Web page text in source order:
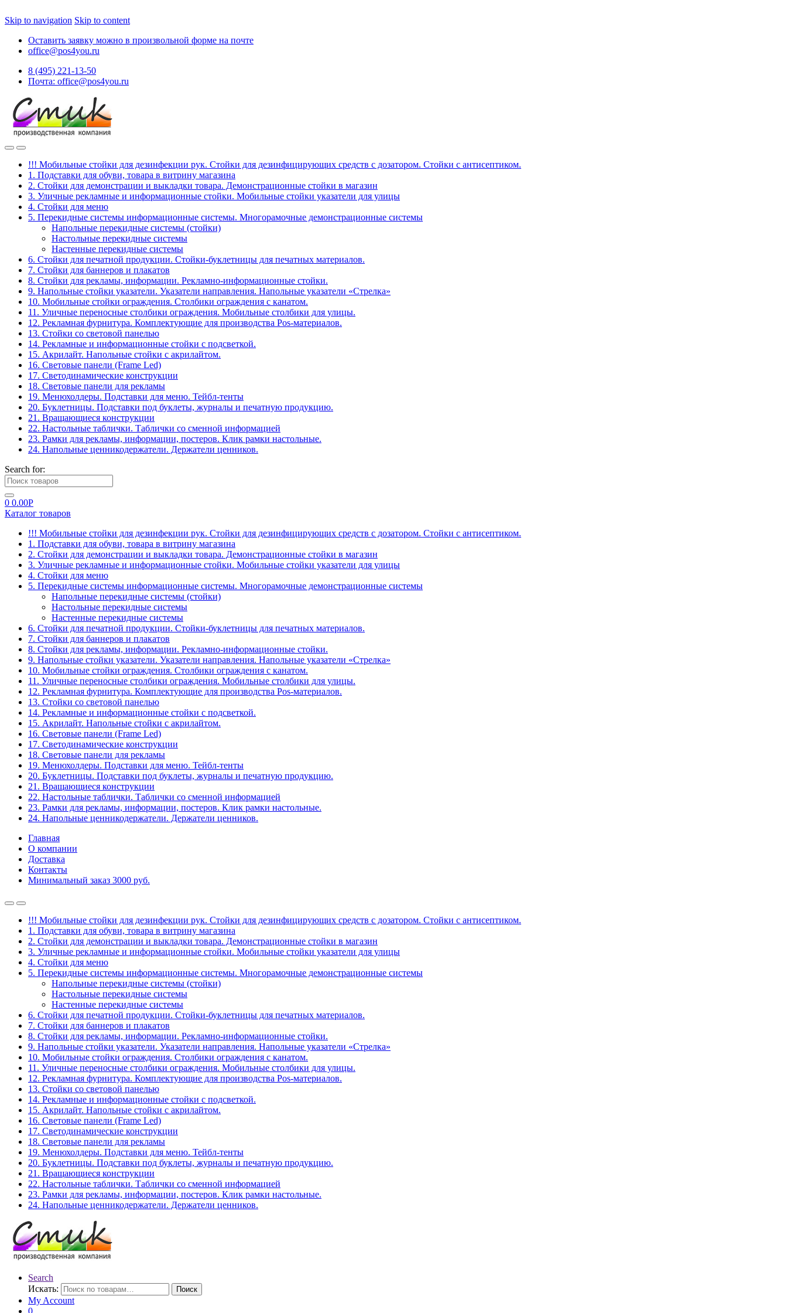
Skip to navigation Skip to content
Оставить заявку можно в произвольной форме на почте
office@pos4you.ru
8 (495) 221-13-50
Почта: office@pos4you.ru
!!! Мобильные стойки для дезинфекции рук. Стойки для дезинфицирующих средств с дозатором. Стойки с антисептиком.
1. Подставки для обуви, товара в витрину магазина
2. Стойки для демонстрации и выкладки товара. Демонстрационные стойки в магазин
3. Уличные рекламные и информационные стойки. Мобильные стойки указатели для улицы
4. Стойки для меню
5. Перекидные системы информационные системы. Многорамочные демонстрационные системы
Напольные перекидные системы (стойки)
Настольные перекидные системы
Настенные перекидные системы
6. Стойки для печатной продукции. Стойки-буклетницы для печатных материалов.
7. Стойки для баннеров и плакатов
8. Стойки для рекламы, информации. Рекламно-информационные стойки.
9. Напольные стойки указатели. Указатели направления. Напольные указатели «Стрелка»
10. Мобильные стойки ограждения. Столбики ограждения с канатом.
11. Уличные переносные столбики ограждения. Мобильные столбики для улицы.
12. Рекламная фурнитура. Комплектующие для производства Pos-материалов.
13. Стойки со световой панелью
14. Рекламные и информационные стойки с подсветкой.
15. Акрилайт. Напольные стойки с акрилайтом.
16. Световые панели (Frame Led)
17. Светодинамические конструкции
18. Световые панели для рекламы
19. Менюхолдеры. Подставки для меню. Тейбл-тенты
20. Буклетницы. Подставки под буклеты, журналы и печатную продукцию.
21. Вращающиеся конструкции
22. Настольные таблички. Таблички со сменной информацией
23. Рамки для рекламы, информации, постеров. Клик рамки настольные.
24. Напольные ценникодержатели. Держатели ценников.
Search for:
0 0.00Р
Каталог товаров
!!! Мобильные стойки для дезинфекции рук. Стойки для дезинфицирующих средств с дозатором. Стойки с антисептиком.
1. Подставки для обуви, товара в витрину магазина
2. Стойки для демонстрации и выкладки товара. Демонстрационные стойки в магазин
3. Уличные рекламные и информационные стойки. Мобильные стойки указатели для улицы
4. Стойки для меню
5. Перекидные системы информационные системы. Многорамочные демонстрационные системы
Напольные перекидные системы (стойки)
Настольные перекидные системы
Настенные перекидные системы
6. Стойки для печатной продукции. Стойки-буклетницы для печатных материалов.
7. Стойки для баннеров и плакатов
8. Стойки для рекламы, информации. Рекламно-информационные стойки.
9. Напольные стойки указатели. Указатели направления. Напольные указатели «Стрелка»
10. Мобильные стойки ограждения. Столбики ограждения с канатом.
11. Уличные переносные столбики ограждения. Мобильные столбики для улицы.
12. Рекламная фурнитура. Комплектующие для производства Pos-материалов.
13. Стойки со световой панелью
14. Рекламные и информационные стойки с подсветкой.
15. Акрилайт. Напольные стойки с акрилайтом.
16. Световые панели (Frame Led)
17. Светодинамические конструкции
18. Световые панели для рекламы
19. Менюхолдеры. Подставки для меню. Тейбл-тенты
20. Буклетницы. Подставки под буклеты, журналы и печатную продукцию.
21. Вращающиеся конструкции
22. Настольные таблички. Таблички со сменной информацией
23. Рамки для рекламы, информации, постеров. Клик рамки настольные.
24. Напольные ценникодержатели. Держатели ценников.
Главная
О компании
Доставка
Контакты
Минимальный заказ 3000 руб.
!!! Мобильные стойки для дезинфекции рук. Стойки для дезинфицирующих средств с дозатором. Стойки с антисептиком.
1. Подставки для обуви, товара в витрину магазина
2. Стойки для демонстрации и выкладки товара. Демонстрационные стойки в магазин
3. Уличные рекламные и информационные стойки. Мобильные стойки указатели для улицы
4. Стойки для меню
5. Перекидные системы информационные системы. Многорамочные демонстрационные системы
Напольные перекидные системы (стойки)
Настольные перекидные системы
Настенные перекидные системы
6. Стойки для печатной продукции. Стойки-буклетницы для печатных материалов.
7. Стойки для баннеров и плакатов
8. Стойки для рекламы, информации. Рекламно-информационные стойки.
9. Напольные стойки указатели. Указатели направления. Напольные указатели «Стрелка»
10. Мобильные стойки ограждения. Столбики ограждения с канатом.
11. Уличные переносные столбики ограждения. Мобильные столбики для улицы.
12. Рекламная фурнитура. Комплектующие для производства Pos-материалов.
13. Стойки со световой панелью
14. Рекламные и информационные стойки с подсветкой.
15. Акрилайт. Напольные стойки с акрилайтом.
16. Световые панели (Frame Led)
17. Светодинамические конструкции
18. Световые панели для рекламы
19. Менюхолдеры. Подставки для меню. Тейбл-тенты
20. Буклетницы. Подставки под буклеты, журналы и печатную продукцию.
21. Вращающиеся конструкции
22. Настольные таблички. Таблички со сменной информацией
23. Рамки для рекламы, информации, постеров. Клик рамки настольные.
24. Напольные ценникодержатели. Держатели ценников.
Search
Искать:
Поиск
My Account
0